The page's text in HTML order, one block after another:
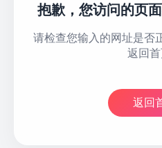
抱歉，您访问的页
请检查您输入的网址是否
返回首
返回